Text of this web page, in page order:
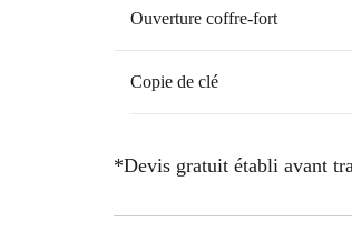
Ouverture coffre-fort
Copie de clé
*Devis gratuit établi avant